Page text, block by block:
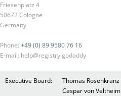
Friesenplatz 4
50672 Cologne
Germany
Phone: +49 (0) 89 9580 76 16
E-mail: help@registry.godaddy
Executive Board:
Thomas Rosenkranz
Caspar von Veltheim